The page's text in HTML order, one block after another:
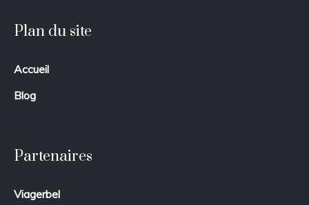
Plan du site
Accueil
Blog
Partenaires
Viagerbel